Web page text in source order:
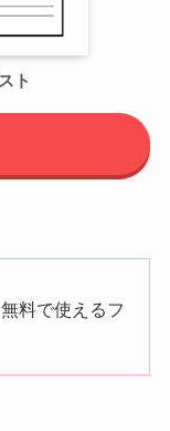
ト
料で使えるフ